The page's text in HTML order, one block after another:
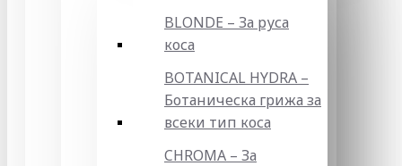
BLONDE – За руса
коса
BOTANICAL HYDRA –
Ботаническа грижа за
всеки тип коса
CHROMA – За